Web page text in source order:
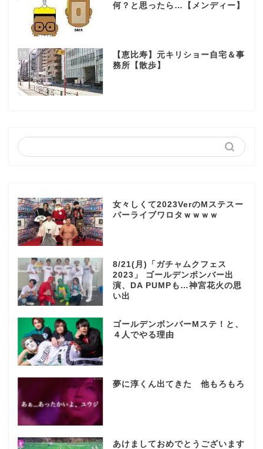
何？と思ったら…【メンディー】
15
【恵比寿】元キリショー自宅＆事
務所【散歩】
女々しくて2023VerのMステスー
パーライブワロタｗｗｗｗ
8/21(月)「ガチャムクフェス
2023」 ゴールデンボンバー出
演、DA PUMPも…神宮花火の思
い出
ゴールデンボンバーMステ！と、
４人でやる理由
夢に淳くん出てきた 他もろもろ
あけましておめでとうございます